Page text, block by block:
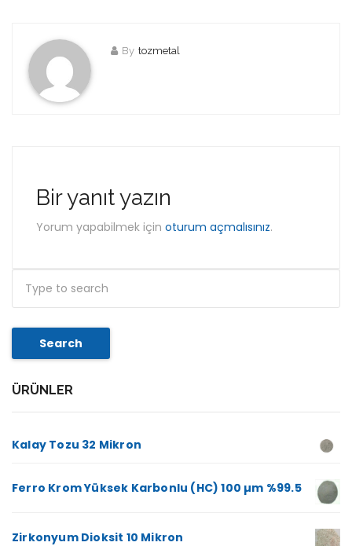
By tozmetal
Bir yanıt yazın
Yorum yapabilmek için oturum açmalısınız.
Search
ÜRÜNLER
Kalay Tozu 32 Mikron
Ferro Krom Yüksek Karbonlu (HC) 100 µm %99.5
Zirkonyum Dioksit 10 Mikron